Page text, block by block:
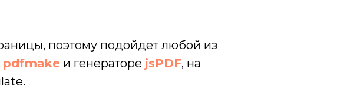
поэтому подойдет любой из
pdfmake и генераторе jsPDF, на